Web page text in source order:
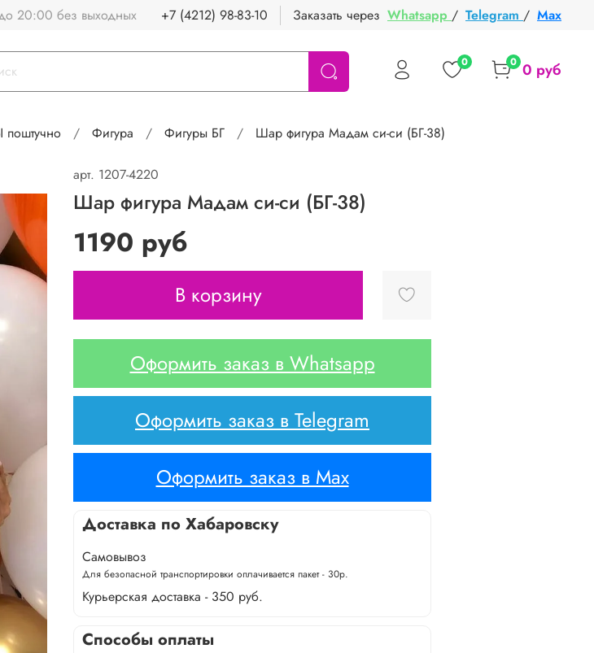
20:00 без выходных +7 (4212) 98-83-10 Заказать через Whatsapp / Telegram / Max
0 0 0 руб
Фигура Фигуры БГ Шар фигура Мадам си-си (БГ-38)
арт. 1207-4220
Шар фигура Мадам си-си (БГ-38)
1190 руб
В корзину
Оформить заказ в Whatsapp
Оформить заказ в Telegram
Оформить заказ в Max
Доставка по Хабаровску
Самовывоз
Для безопасной транспортировки оплачивается пакет - 30р.
Курьерская доставка - 350 руб.
Способы оплаты